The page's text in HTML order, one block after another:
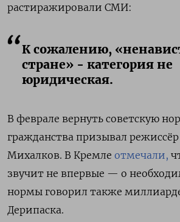
растиражировали СМИ:
К сожалению,
стране» - категория не
юридическая.
В феврале вернуть советскую
гражданства призывал
Михалков. В Кремле отмечали,
звучит не впервые — о
нормы говорил также
Дерипаска.